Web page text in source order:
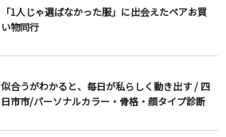
「1人じゃ選ばなかった服」に出会えたペアお買
い物同行
似合うがわかると、毎日が私らしく動き出す / 四
日市市/パーソナルカラー・骨格・顔タイプ診断